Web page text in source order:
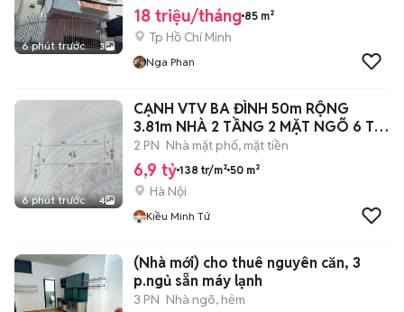
6 phút trước 3
18 triệu/tháng 85 m²
Tp Hồ Chí Minh
Nga Phan
6 phút trước 4
CẠNH VTV BA ĐÌNH 50m RỘNG
3.81m NHÀ 2 TẦNG 2 MẶT NGÕ 6 Ty
9
2 PN Nhà mặt phố, mặt tiền
6,9 tỷ 138 tr/m² 50 m²
Hà Nội
Kiều Minh Tứ
(Nhà mới) cho thuê nguyên căn, 3
p.ngủ sẵn máy lạnh
3 PN Nhà ngõ, hẻm